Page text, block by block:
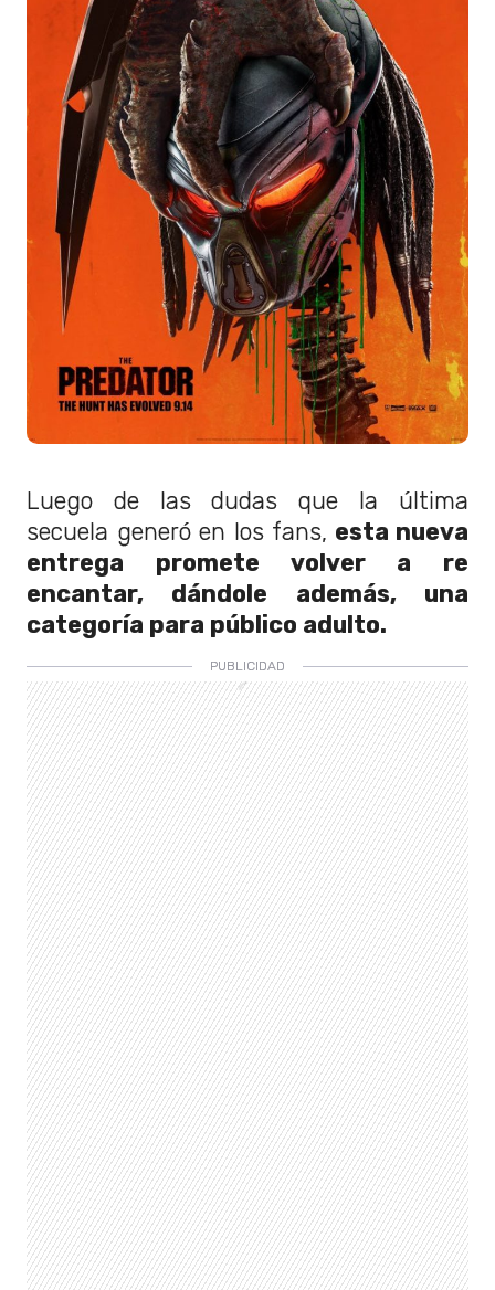
Luego de las dudas que la última
secuela generó en los fans, esta nueva
entrega promete volver a re
encantar, dándole además, una
categoría para público adulto.